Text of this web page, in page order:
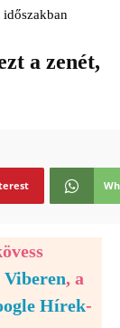
időszakban
a zenét,
Viberen, a
Hírek-